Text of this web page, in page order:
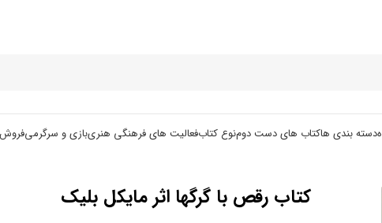
دسته بندی هاکتاب های دست دومنوع کتابفعالیت های فرهنگی هنریبازی و سرگرمی
کتاب رقص با گرگها اثر مایکل بلیک